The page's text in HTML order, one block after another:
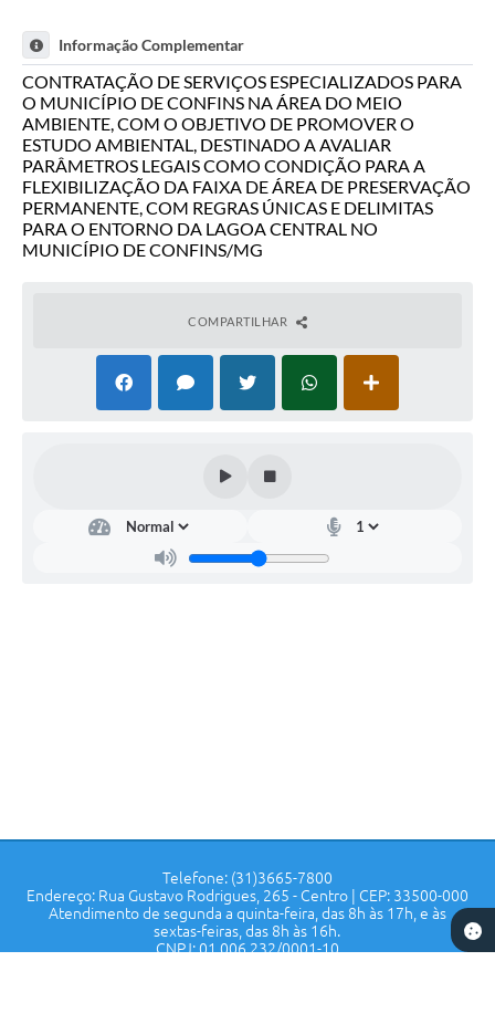
Informação Complementar
CONTRATAÇÃO DE SERVIÇOS ESPECIALIZADOS PARA
O MUNICÍPIO DE CONFINS NA ÁREA DO MEIO
AMBIENTE, COM O OBJETIVO DE PROMOVER O
ESTUDO AMBIENTAL, DESTINADO A AVALIAR
PARÂMETROS LEGAIS COMO CONDIÇÃO PARA A
FLEXIBILIZAÇÃO DA FAIXA DE ÁREA DE PRESERVAÇÃO
PERMANENTE, COM REGRAS ÚNICAS E DELIMITAS
PARA O ENTORNO DA LAGOA CENTRAL NO
MUNICÍPIO DE CONFINS/MG
COMPARTILHAR
Telefone: (31)3665-7800
Endereço: Rua Gustavo Rodrigues, 265 - Centro | CEP: 33500-000
Atendimento de segunda a quinta-feira, das 8h às 17h, e às
sextas-feiras, das 8h às 16h.
CNPJ: 01.006.232/0001-10